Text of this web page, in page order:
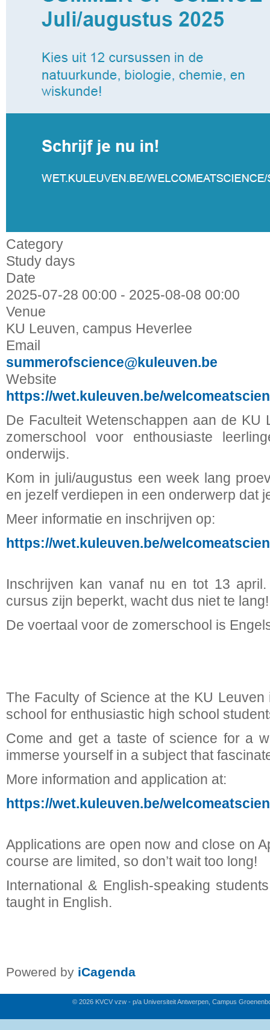
Category
Study days
Date
2025-07-28 00:00 - 2025-08-08 00:00
Venue
KU Leuven, campus Heverlee
Email
summerofscience@kuleuven.be
Website
https://wet.kuleuven.be/
De Faculteit Wetenschappen aan de KU
zomerschool voor enthousiaste
onderwijs.
Kom in juli/augustus een week lang
en jezelf verdiepen in een onderwerp dat
Meer informatie en inschrijven op:
https://wet.kuleuven.be/
Inschrijven kan vanaf nu en tot 13
cursus zijn beperkt, wacht dus niet te lang!
De voertaal voor de zomerschool is
The Faculty of Science at the KU
school for enthusiastic high school
Come and get a taste of science for a
immerse yourself in a subject that
More information and application at:
https://wet.kuleuven.be/
Applications are open now and close on
course are limited, so don’t wait too long!
International & English-speaking
taught in English.
Powered by iCagenda
© 2026 KVCV vzw - p/a Universiteit Antwerpen, Campus